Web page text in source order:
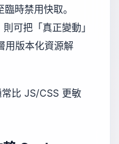
時禁用快取。
可把「真正變動」
用版本化資源解
比 JS/CSS 更敏